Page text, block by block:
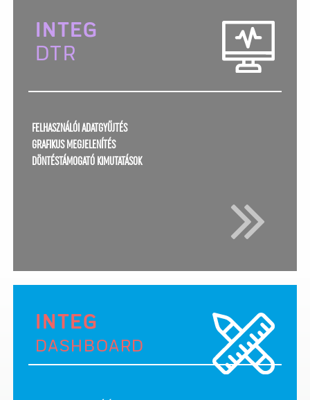
INTEG
DTR
FELHASZNÁLÓI ADATGYŰJTÉS
GRAFIKUS MEGJELENÍTÉS
DÖNTÉSTÁMOGATÓ KIMUTATÁSOK
INTEG
DASHBOARD